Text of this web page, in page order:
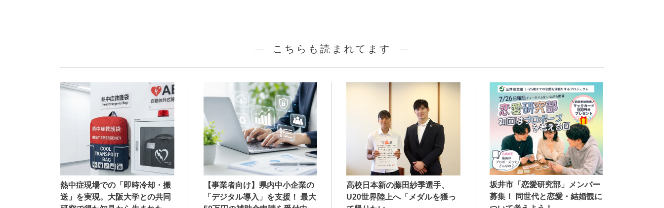
こちらも読まれてます
熱中症現場での「即時冷却・搬
送」を実現。大阪大学との共同
【事業者向け】県内中小企業の
「デジタル導入」を支援！ 最大
高校日本新の藤田紗季選手、
U20世界陸上へ「メダルを獲っ
坂井市「恋愛研究部」メンバー
募集！ 同世代と恋愛・結婚観に